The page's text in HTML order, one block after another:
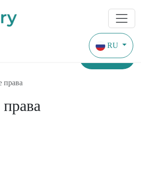
RU
Найти
права